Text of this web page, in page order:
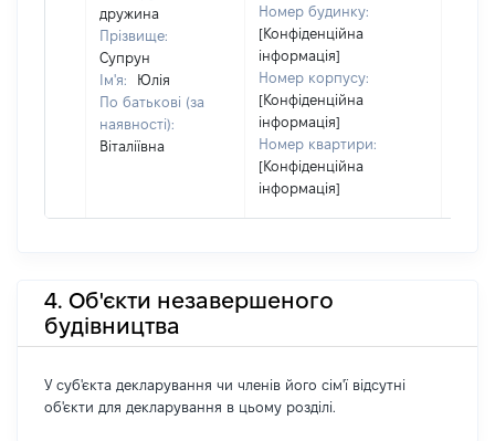
дружина
Прізвище:
Супрун
Ім'я:
Юлія
По батькові (за
наявності):
Віталіївна
Номер будинку:
[Конфіденційна
інформація]
Номер корпусу:
[Конфіденційна
інформація]
Номер квартири:
[Конфіденційна
інформація]
4. Об'єкти незавершеного
будівництва
У суб'єкта декларування чи членів його сім'ї відсутні
об'єкти для декларування в цьому розділі.